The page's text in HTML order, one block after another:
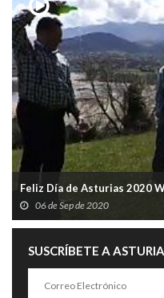
Feliz Día de Asturias 2020
06 de Sep de 2020
SUSCRÍBETE A